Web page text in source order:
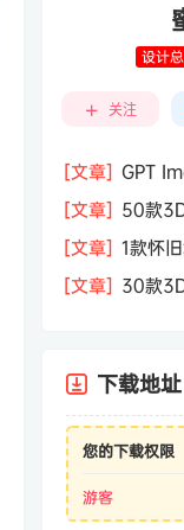
设计
关注
[文章] GPT
业的天真的塌
[文章] 50款
度假旅游装备
材图
[文章] 1款怀
相机屏幕模型
[文章] 30款
下载地址
您的下载权限
游客